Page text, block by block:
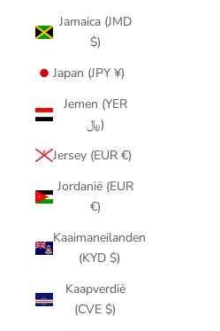
Jamaica (JMD
$)
Japan (JPY ¥)
Jemen (YER
﷼)
Jersey (EUR €)
Jordanië (EUR
€)
Kaaimaneilanden
(KYD $)
Kaapverdië
(CVE $)